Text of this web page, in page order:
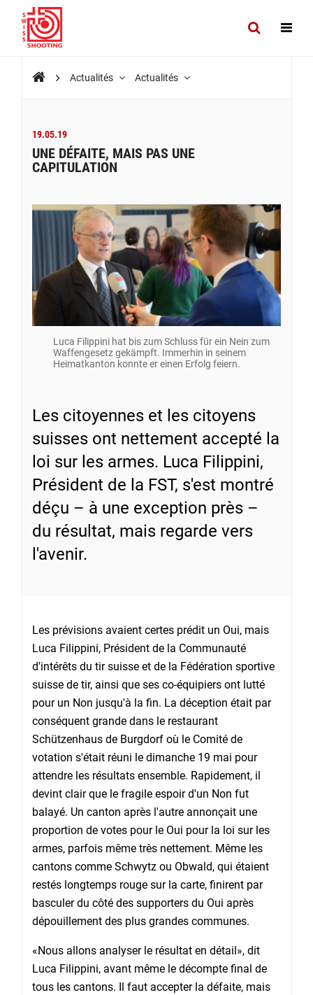
Actualités Actualités
19.05.19
UNE DÉFAITE, MAIS PAS UNE
CAPITULATION
Luca Filippini hat bis zum Schluss für ein Nein zum
Waffengesetz gekämpft. Immerhin in seinem
Heimatkanton konnte er einen Erfolg feiern.
Les citoyennes et les citoyens
suisses ont nettement accepté la
loi sur les armes. Luca Filippini,
Président de la FST, s'est montré
déçu – à une exception près –
du résultat, mais regarde vers
l'avenir.
Les prévisions avaient certes prédit un Oui, mais
Luca Filippini, Président de la Communauté
d'intérêts du tir suisse et de la Fédération sportive
suisse de tir, ainsi que ses co-équipiers ont lutté
pour un Non jusqu'à la fin. La déception était par
conséquent grande dans le restaurant
Schützenhaus de Burgdorf où le Comité de
votation s'était réuni le dimanche 19 mai pour
attendre les résultats ensemble. Rapidement, il
devint clair que le fragile espoir d'un Non fut
balayé. Un canton après l'autre annonçait une
proportion de votes pour le Oui pour la loi sur les
armes, parfois même très nettement. Même les
cantons comme Schwytz ou Obwald, qui étaient
restés longtemps rouge sur la carte, finirent par
basculer du côté des supporters du Oui après
dépouillement des plus grandes communes.
«Nous allons analyser le résultat en détail», dit
Luca Filippini, avant même le décompte final de
tous les cantons. Il faut accepter la défaite, mais